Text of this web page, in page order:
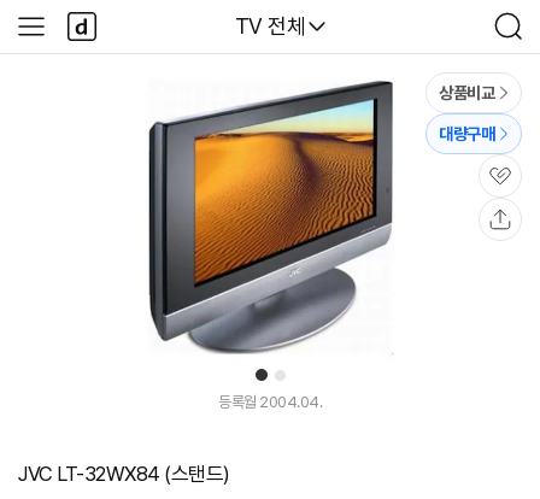
다나와
TV 전체
검
색
사
이
다
나
와
1 2
상품비교
대량구매
관
심
등록월 2004.04.
JVC LT-32WX84 (스탠드)